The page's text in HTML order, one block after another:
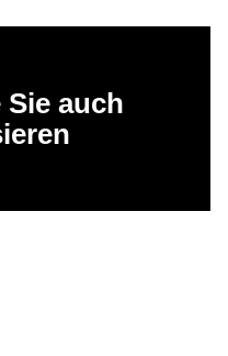
auch